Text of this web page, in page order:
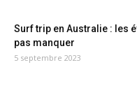
Surf trip en Australie : les
pas manquer
5 septembre 2023